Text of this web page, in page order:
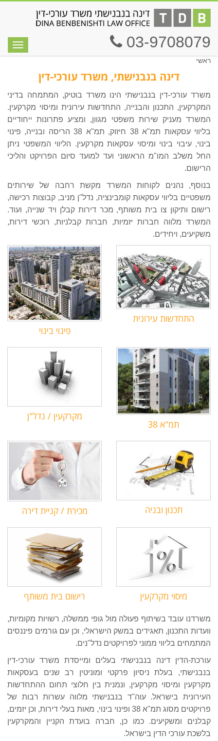
03-9708079
ראשי
דינה בנבנישתי, משרד עורכי-דין
משרד עורכי-דין בנבנישתי הינו משרד בוטיק, המתמחה בדיני
המקרקעין, התכנון והבנייה, התחדשות עירונית ומיסוי מקרקעין.
המשרד מעניק שירות משפטי מגוון, ומציע פתרונות ייחודיים
בליווי עסקאות תמ"א 38 חיזוק, תמ"א 38 הריסה ובנייה, פינוי
בינוי, עיבוי בינוי ומיסוי עסקאות מקרקעין. הליווי המשפטי ניתן
החל משלב המו"מ הראשוני ועד למועד סיום הפרויקט והליכי
הרישום.
בנוסף, נהנים לקוחות המשרד מקשת רחבה של שירותים
משפטיים בליווי עסקאות קומבינציה, נדל"ן מניב, קבוצות רכישה,
רישום ותיקון צו בית משותף, מכר דירות קבלן ויד שנייה, ועוד.
המשרד מלווה חברות יזמיות, חברות קבלניות, רוכשי דירות,
משקיעים, ויחידים.
התחדשות עירונית
פינוי בינוי
תמ"א 38
מקרקעין / נדל"ן
תכנון ובניה מכירת / קניית דירה
מיסוי מקרקעין רישום בית משותף
משרדנו עובד בשיתוף פעולה מול גופי ממשלה, רשויות מקומיות,
וועדות התכנון, תאגידים במשק הישראלי, וכן עם גורמים פיננסים
המתמחים בליווי ממוני לפרויקטים נדל"נים.
עורכת-הדין דינה בנבנישתי בעלים ומייסדת משרד עורכי-דין
בנבנישתי, בעלת ניסיון פרקטי ומוניטין רב שנים בעסקאות
מקרקעין ומיסוי מקרקעין, ונמנית בין חלוצי תחום ההתחדשות
העירונית בישראל. עוה"ד בנבנישתי מלווה עשרות רבות של
פרויקטים מסוג תמ"א 38 ופינוי בינוי, מאות בעלי דירות, וכן יזמים,
קבלנים ומשקיעים. כמו כן, חברה בועדת הקניין והמקרקעין
בלשכת עורכי הדין בישראל.